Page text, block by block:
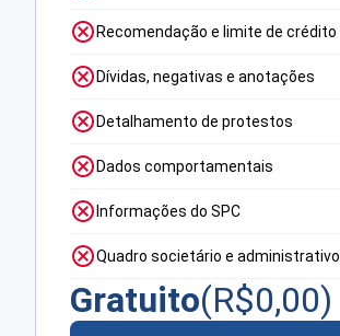
Recomendação e limite de crédito
Dívidas, negativas e anotações
Detalhamento de protestos
Dados comportamentais
Informações do SPC
Quadro societário e administrativo
Gratuito(R$0,00)